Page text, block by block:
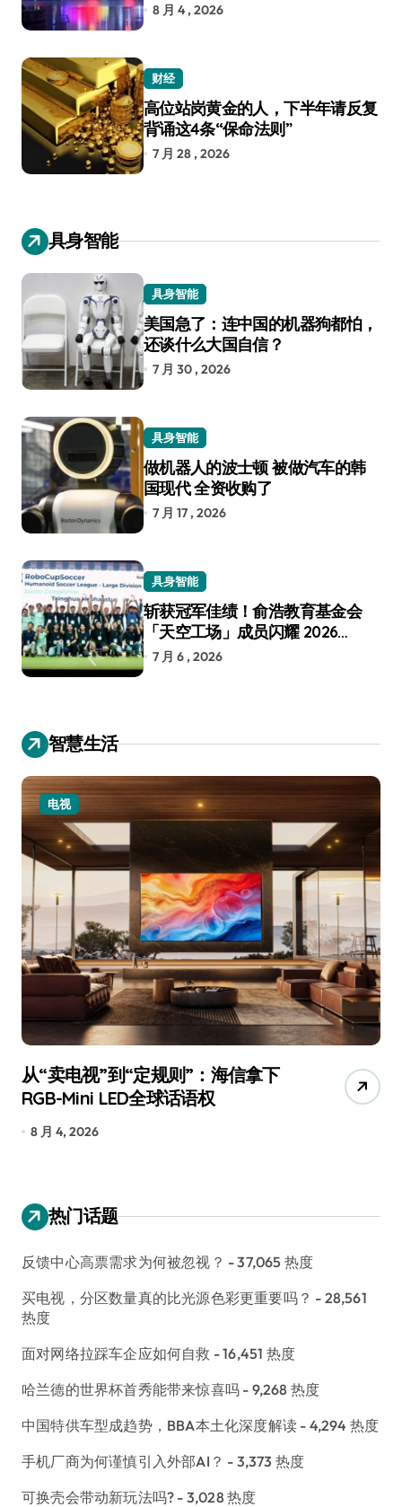
8 月 4 , 2026
财经
高位站岗黄金的人，下半年请反复
背诵这4条“保命法则”
7 月 28 , 2026
具身智能
具身智能
美国急了：连中国的机器狗都怕，
还谈什么大国自信？
7 月 30 , 2026
具身智能
做机器人的波士顿 被做汽车的韩
国现代 全资收购了
7 月 17 , 2026
具身智能
斩获冠军佳绩！俞浩教育基金会
「天空工场」成员闪耀 2026
RoboCup 机器人世界杯
7 月 6 , 2026
智慧生活
电视
从“卖电视”到“定规则”：海信拿下
RGB-Mini LED全球话语权
8 月 4, 2026
热门话题
反馈中心高票需求为何被忽视？ - 37,065 热度
买电视，分区数量真的比光源色彩更重要吗？ - 28,561
热度
面对网络拉踩车企应如何自救 - 16,451 热度
哈兰德的世界杯首秀能带来惊喜吗 - 9,268 热度
中国特供车型成趋势，BBA本土化深度解读 - 4,294 热度
手机厂商为何谨慎引入外部AI？ - 3,373 热度
可换壳会带动新玩法吗? - 3,028 热度